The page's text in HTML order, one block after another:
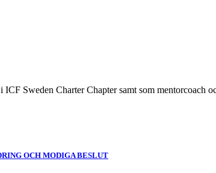
Sweden Charter Chapter samt som
OCH MODIGA BESLUT